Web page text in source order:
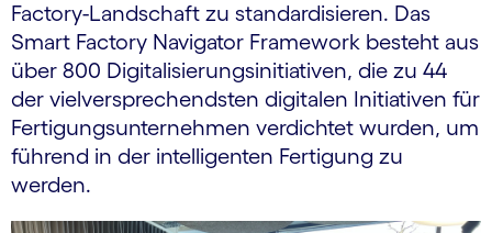
Factory-Landschaft zu standardisieren. Das
Smart Factory Navigator Framework besteht aus
über 800 Digitalisierungsinitiativen, die zu 44
der vielversprechendsten digitalen Initiativen für
Fertigungsunternehmen verdichtet wurden, um
führend in der intelligenten Fertigung zu
werden.